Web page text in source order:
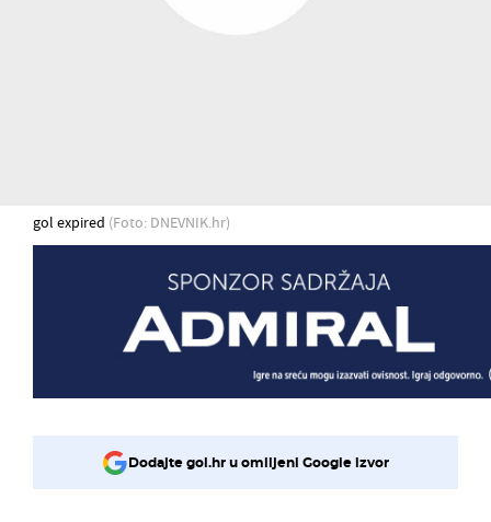
gol expired (Foto: DNEVNIK.hr)
Dodajte gol.hr u omiljeni Google izvor